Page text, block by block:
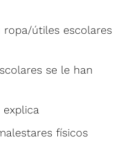
ropa/útiles escolares
se le han
físicos